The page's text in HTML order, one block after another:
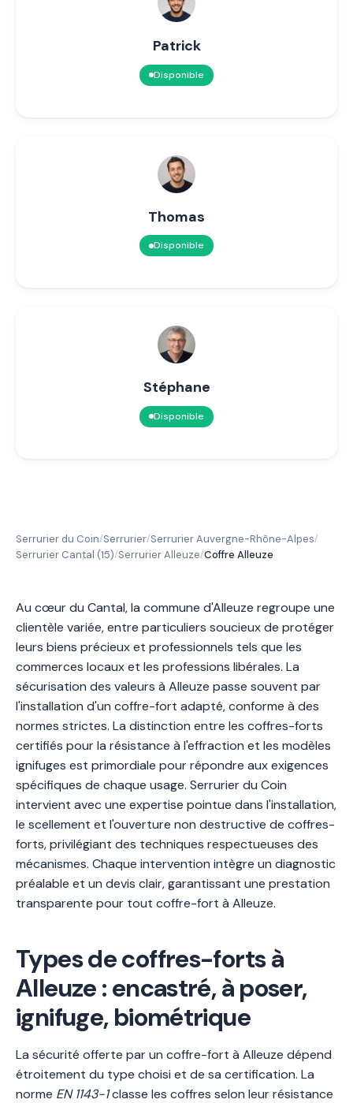
Patrick
Disponible
Thomas
Disponible
Stéphane
Disponible
Serrurier du Coin/Serrurier/Serrurier Auvergne-Rhône-Alpes/
Serrurier Cantal (15)/Serrurier Alleuze/Coffre Alleuze
Au cœur du Cantal, la commune d'Alleuze regroupe une
clientèle variée, entre particuliers soucieux de protéger
leurs biens précieux et professionnels tels que les
commerces locaux et les professions libérales. La
sécurisation des valeurs à Alleuze passe souvent par
l'installation d'un coffre-fort adapté, conforme à des
normes strictes. La distinction entre les coffres-forts
certifiés pour la résistance à l'effraction et les modèles
ignifuges est primordiale pour répondre aux exigences
spécifiques de chaque usage. Serrurier du Coin
intervient avec une expertise pointue dans l'installation,
le scellement et l'ouverture non destructive de coffres-
forts, privilégiant des techniques respectueuses des
mécanismes. Chaque intervention intègre un diagnostic
préalable et un devis clair, garantissant une prestation
transparente pour tout coffre-fort à Alleuze.
Types de coffres-forts à
Alleuze : encastré, à poser,
ignifuge, biométrique
La sécurité offerte par un coffre-fort à Alleuze dépend
étroitement du type choisi et de sa certification. La
norme EN 1143-1classe les coffres selon leur résistance